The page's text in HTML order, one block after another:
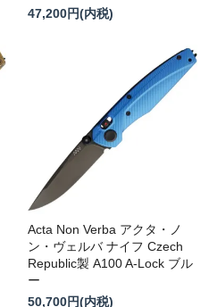
47,200円(内税)
Acta Non Verba アクタ・ノ
ン・ヴェルバ ナイフ Czech
Republic製 A100 A-Lock ブル
ー
50,700円(内税)